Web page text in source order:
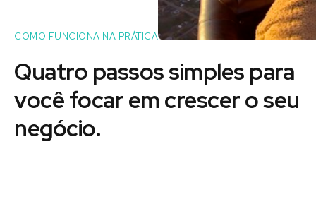
COMO FUNCIONA NA PRÁTICA
Quatro passos simples para
vocêfocarem crescer o seu
negócio.